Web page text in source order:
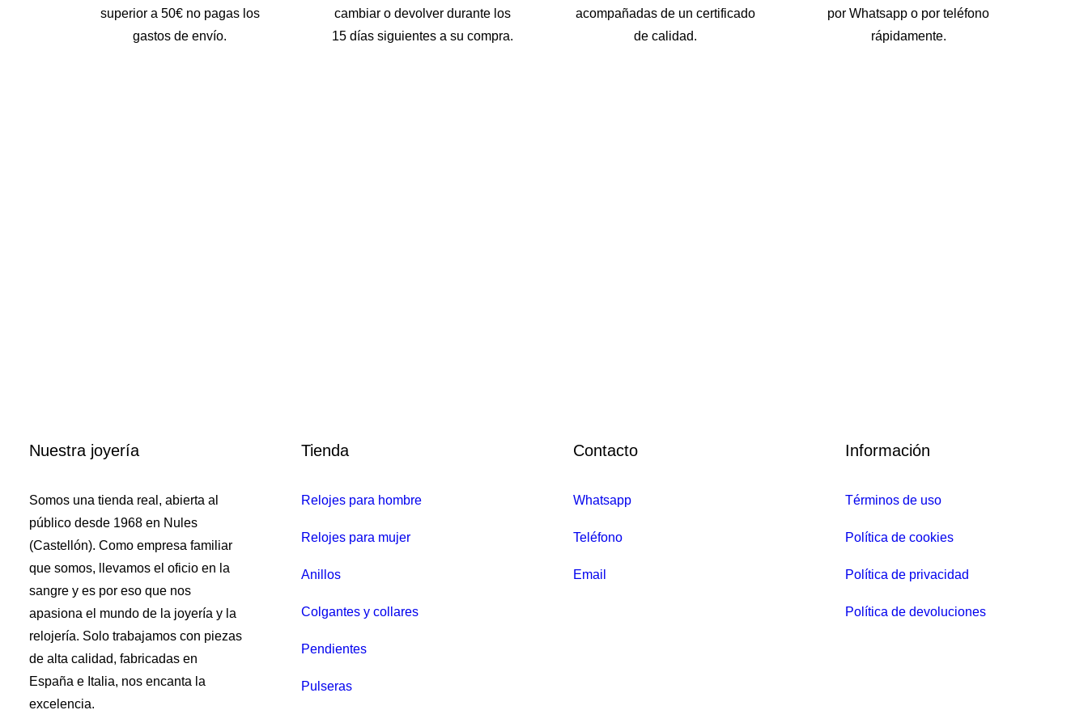
Pendiente largo Maman et Sophie Pink Wave con Turmalina y Cuarzo Rosa en plata – orond4topn 50.15€E
r
e
i
a
superior a 50€ no pagas los
gastos de envío.
cambiar o devolver durante los
15 días siguientes a su compra.
acompañadas de un certificado
de calidad.
por Whatsapp o por teléfono
rápidamente.
Nuestra joyería
Somos una tienda real, abierta al
público desde 1968 en Nules
(Castellón). Como empresa familiar
que somos, llevamos el oficio en la
sangre y es por eso que nos
apasiona el mundo de la joyería y la
relojería. Solo trabajamos con piezas
de alta calidad, fabricadas en
España e Italia, nos encanta la
excelencia.
Tienda
Relojes para hombre
Relojes para mujer
Anillos
Colgantes y collares
Pendientes
Pulseras
Contacto
Whatsapp
Teléfono
Email
Información
Términos de uso
Política de cookies
Política de privacidad
Política de devoluciones